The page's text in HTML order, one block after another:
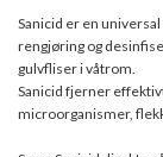
Sanicid er en
rengjøring og
gulvfliser i våtrom.
Sanicid fjerner
microorganismer,